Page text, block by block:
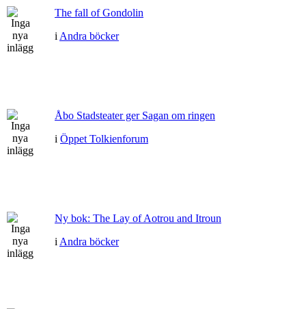
The fall of Gondolin
i Andra böcker
Åbo Stadsteater ger Sagan om ringen
i Öppet Tolkienforum
Ny bok: The Lay of Aotrou and Itroun
i Andra böcker